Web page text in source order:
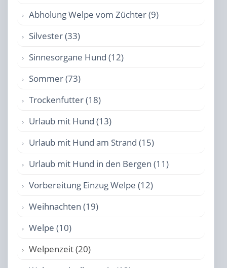
Abholung Welpe vom Züchter (9)
Silvester (33)
Sinnesorgane Hund (12)
Sommer (73)
Trockenfutter (18)
Urlaub mit Hund (13)
Urlaub mit Hund am Strand (15)
Urlaub mit Hund in den Bergen (11)
Vorbereitung Einzug Welpe (12)
Weihnachten (19)
Welpe (10)
Welpenzeit (20)